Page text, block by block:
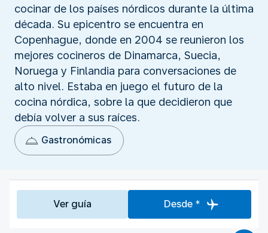
cocinar de los países nórdicos durante la última
década. Su epicentro se encuentra en
Copenhague, donde en 2004 se reunieron los
mejores cocineros de Dinamarca, Suecia,
Noruega y Finlandia para conversaciones de
alto nivel. Estaba en juego el futuro de la
cocina nórdica, sobre la que decidieron que
debía volver a sus raíces.
Gastronómicas
Ver guía Desde *